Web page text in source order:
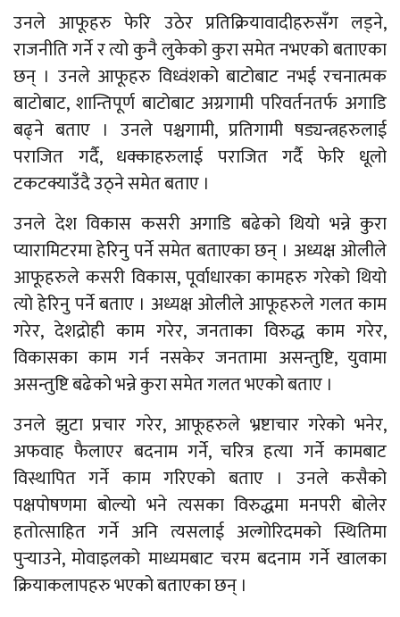
उनले आफूहरु फेरि उठेर प्रतिक्रियावादीहरुसँग लड्ने,
राजनीति गर्ने र त्यो कुनै लुकेको कुरा समेत नभएको बताएका
छन् । उनले आफूहरु विध्वंशको बाटोबाट नभई रचनात्मक
बाटोबाट, शान्तिपूर्ण बाटोबाट अग्रगामी परिवर्तनतर्फ अगाडि
बढ्ने बताए । उनले पश्चगामी, प्रतिगामी षड्यन्त्रहरुलाई
पराजित गर्दै, धक्काहरुलाई पराजित गर्दै फेरि धूलो
टकटक्याउँदै उठ्ने समेत बताए ।
उनले देश विकास कसरी अगाडि बढेको थियो भन्ने कुरा
प्यारामिटरमा हेरिनु पर्ने समेत बताएका छन् । अध्यक्ष ओलीले
आफूहरुले कसरी विकास, पूर्वाधारका कामहरु गरेको थियो
त्यो हेरिनु पर्ने बताए । अध्यक्ष ओलीले आफूहरुले गलत काम
गरेर, देशद्रोही काम गरेर, जनताका विरुद्ध काम गरेर,
विकासका काम गर्न नसकेर जनतामा असन्तुष्टि, युवामा
असन्तुष्टि बढेको भन्ने कुरा समेत गलत भएको बताए ।
उनले झुटा प्रचार गरेर, आफूहरुले भ्रष्टाचार गरेको भनेर,
अफवाह फैलाएर बदनाम गर्ने, चरित्र हत्या गर्ने कामबाट
विस्थापित गर्ने काम गरिएको बताए । उनले कसैको
पक्षपोषणमा बोल्यो भने त्यसका विरुद्धमा मनपरी बोलेर
हतोत्साहित गर्ने अनि त्यसलाई अल्गोरिदमको स्थितिमा
पुर्‍याउने, मोवाइलको माध्यमबाट चरम बदनाम गर्ने खालका
क्रियाकलापहरु भएको बताएका छन् ।